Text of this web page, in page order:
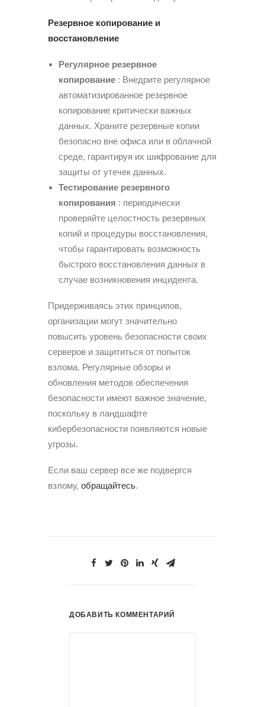
Резервное копирование и
восстановление
Регулярное резервное
копирование : Внедрите регулярное
автоматизированное резервное
копирование критически важных
данных. Храните резервные копии
безопасно вне офиса или в облачной
среде, гарантируя их шифрование для
защиты от утечек данных.
Тестирование резервного
копирования : периодически
проверяйте целостность резервных
копий и процедуры восстановления,
чтобы гарантировать возможность
быстрого восстановления данных в
случае возникновения инцидента.
Придерживаясь этих принципов,
организации могут значительно
повысить уровень безопасности своих
серверов и защититься от попыток
взлома. Регулярные обзоры и
обновления методов обеспечения
безопасности имеют важное значение,
поскольку в ландшафте
кибербезопасности появляются новые
угрозы.
Если ваш сервер все же подвергся
взлому, обращайтесь.
ДОБАВИТЬ КОММЕНТАРИЙ